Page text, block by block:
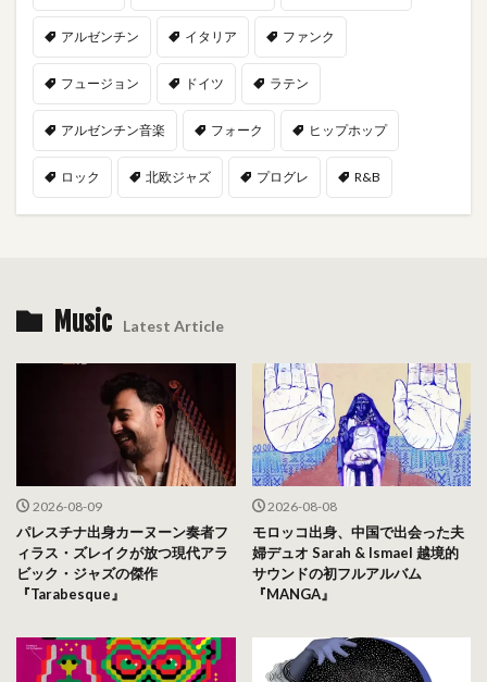
アルゼンチン イタリア ファンク
フュージョン ドイツ ラテン
アルゼンチン音楽 フォーク ヒップホップ
ロック 北欧ジャズ プログレ R&B
Music Latest Article
2026-08-09
パレスチナ出身カーヌーン奏者フ
ィラス・ズレイクが放つ現代アラ
ビック・ジャズの傑作
『Tarabesque』
2026-08-08
モロッコ出身、中国で出会った夫
婦デュオ Sarah & Ismael 越境的
サウンドの初フルアルバム
『MANGA』